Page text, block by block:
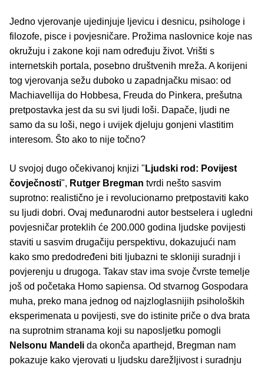
Jedno vjerovanje ujedinjuje ljevicu i desnicu, psihologe i
filozofe, pisce i povjesničare. Prožima naslovnice koje nas
okružuju i zakone koji nam određuju život. Vrišti s
internetskih portala, posebno društvenih mreža. A korijeni
tog vjerovanja sežu duboko u zapadnjačku misao: od
Machiavellija do Hobbesa, Freuda do Pinkera, prešutna
pretpostavka jest da su svi ljudi loši. Dapače, ljudi ne
samo da su loši, nego i uvijek djeluju gonjeni vlastitim
interesom. Što ako to nije točno?
U svojoj dugo očekivanoj knjizi " Ljudski rod: Povijest
čovječnosti", Rutger Bregman tvrdi nešto sasvim
suprotno: realistično je i revolucionarno pretpostaviti kako
su ljudi dobri. Ovaj međunarodni autor bestselera i ugledni
povjesničar proteklih će 200.000 godina ljudske povijesti
staviti u sasvim drugačiju perspektivu, dokazujući nam
kako smo predodređeni biti ljubazni te skloniji suradnji i
povjerenju u drugoga. Takav stav ima svoje čvrste temelje
još od početaka Homo sapiensa. Od stvarnog Gospodara
muha, preko mana jednog od najzloglasnijih psiholoških
eksperimenata u povijesti, sve do istinite priče o dva brata
na suprotnim stranama koji su naposljetku pomogli
Nelsonu Mandeli da okonča aparthejd, Bregman nam
pokazuje kako vjerovati u ljudsku darežljivost i suradnju